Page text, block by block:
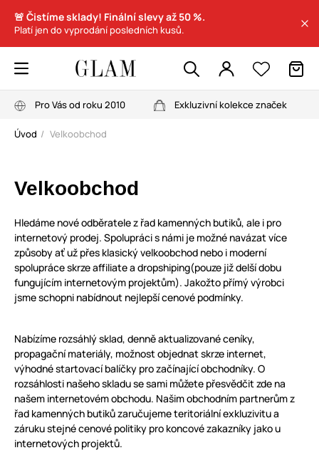
🚨 Čistíme sklady! Finální slevy až 50 %.
Platí jen do vyprodání posledních kusů.
Pro Vás od roku 2010 Exkluzivní kolekce značek
Úvod Velkoobchod
Velkoobchod
Hledáme nové odběratele z řad kamenných butiků, ale i pro
internetový prodej. Spolupráci s námi je možné navázat více
způsoby ať už přes klasický velkoobchod nebo i moderní
spolupráce skrze affiliate a dropshiping(pouze již delší dobu
fungujícím internetovým projektům). Jakožto přímý výrobci
jsme schopni nabídnout nejlepší cenové podmínky.
Nabízíme rozsáhlý sklad, denně aktualizované ceníky,
propagační materiály, možnost objednat skrze internet,
výhodné startovací balíčky pro začínající obchodníky. O
rozsáhlosti našeho skladu se sami můžete přesvědčit zde na
našem internetovém obchodu. Našim obchodním partnerům z
řad kamenných butiků zaručujeme teritoriální exkluzivitu a
záruku stejné cenové politiky pro koncové zakazníky jako u
internetových projektů.